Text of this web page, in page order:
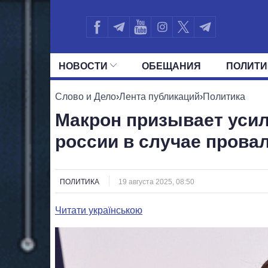
НОВОСТИ ОБЕЩАНИЯ
ВСЕ ПОЛИТИКИ ПРЕЗИДЕНТ И
Слово и Дело›Лента публикаций›Политика
Макрон призывает
россии в случае
ПОЛИТИКА 19 августа 2025, 08:50
Читати українською